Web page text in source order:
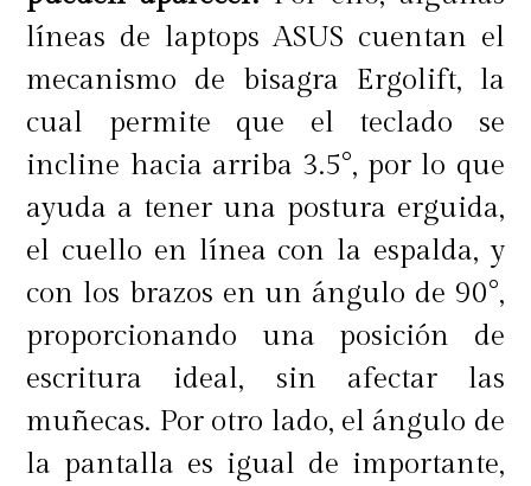
líneas de laptops ASUS cuentan el
mecanismo de bisagra Ergolift, la
cual permite que el teclado se
incline hacia arriba 3.5°, por lo que
ayuda a tener una postura erguida,
el cuello en línea con la espalda, y
con los brazos en un ángulo de 90°,
proporcionando una posición de
escritura ideal, sin afectar las
muñecas. Por otro lado, el ángulo de
la pantalla es igual de importante,